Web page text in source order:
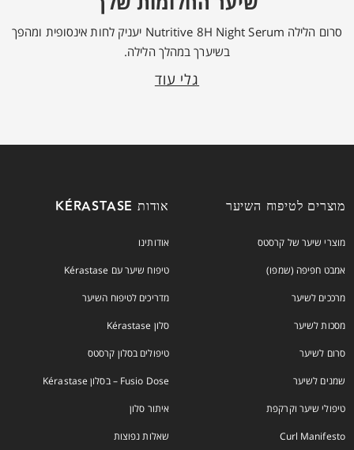
סרום הלילה Nutritive 8H Night Serum יעניק לחות אינסופית ומהפך
בשיערך במהלך הלילה.
גלי עוד
מוצרים לטיפוח השיער
מוצרי שיער של קרסטס
אמבט חפיפה (שמפו)
מרככים לשיער
מסכות לשיער
סרום לשיער
שמנים לשיער
טיפולי שיער וקרקפת
Curl Manifesto
אודות KÉRASTASE
אודותינו
טיפוח שיער עם Kérastase
מדריכים לטיפוח השיער
סלון Kérastase
טיפולים בסלון קרסטס
Fusio Dose – בסלון Kérastase
איתור סלון
שאלות נפוצות